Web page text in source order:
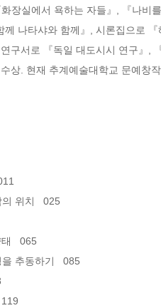
장실에서 욕하는 자들』, 『나비
나타샤와 함께』, 시론집으로
구서로 『독일 대도시시 연구』,
상. 현재 추계예술대학교 문예창작
위치   025
065
을 추동하기   085